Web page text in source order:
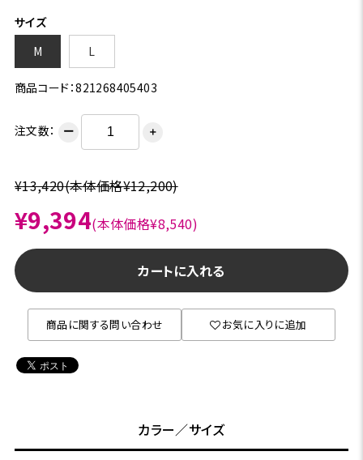
サイズ
M
L
商品コード：821268405403
注文数： ー ＋
¥13,420(本体価格¥12,200)
¥9,394(本体価格¥8,540)
カートに入れる
商品に関する問い合わせ お気に入りに追加
カラー／サイズ